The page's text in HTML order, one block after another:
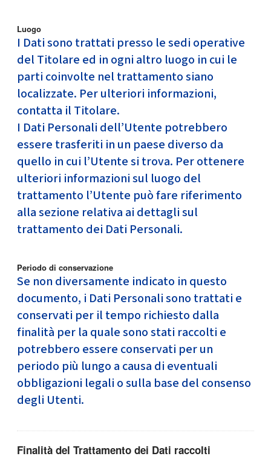
Luogo
I Dati sono trattati presso le sedi operative
del Titolare ed in ogni altro luogo in cui le
parti coinvolte nel trattamento siano
localizzate. Per ulteriori informazioni,
contatta il Titolare.
I Dati Personali dell’Utente potrebbero
essere trasferiti in un paese diverso da
quello in cui l’Utente si trova. Per ottenere
ulteriori informazioni sul luogo del
trattamento l’Utente può fare riferimento
alla sezione relativa ai dettagli sul
trattamento dei Dati Personali.
Periodo di conservazione
Se non diversamente indicato in questo
documento, i Dati Personali sono trattati e
conservati per il tempo richiesto dalla
finalità per la quale sono stati raccolti e
potrebbero essere conservati per un
periodo più lungo a causa di eventuali
obbligazioni legali o sulla base del consenso
degli Utenti.
Finalità del Trattamento dei Dati raccolti